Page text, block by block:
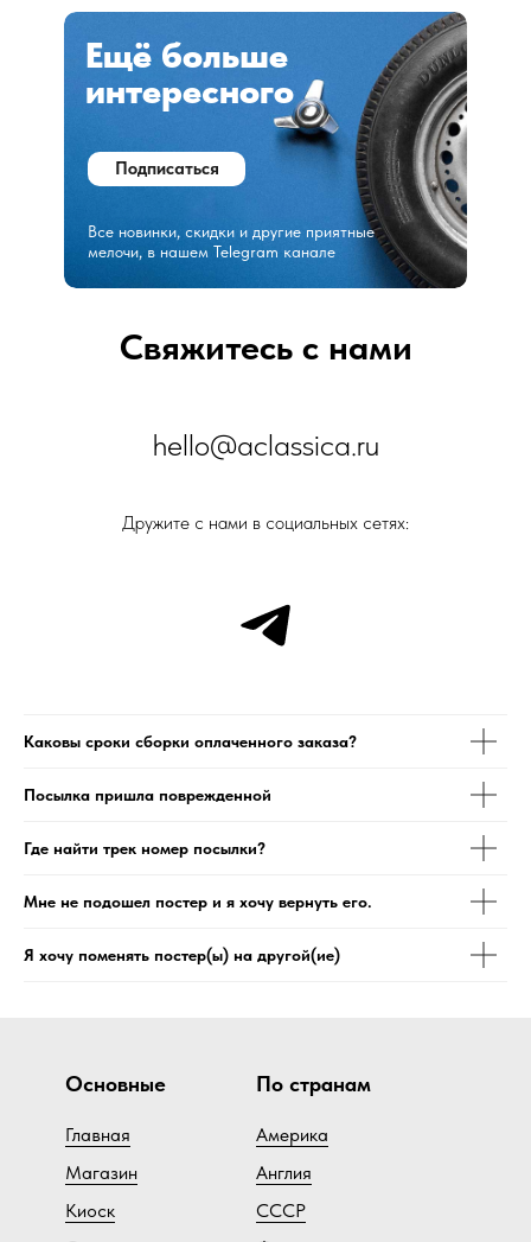
Ещё больше
интересного
Все новинки, скидки и другие приятные
мелочи, в нашем Telegram канале
Подписаться
Свяжитесь с нами
hello@aclassica.ru
Дружите с нами в социальных сетях:
Каковы сроки сборки оплаченного заказа?
Посылка пришла поврежденной
Где найти трек номер посылки?
Мне не подошел постер и я хочу вернуть его.
Я хочу поменять постер(ы) на другой(ие)
Основные
Главная
Магазин
Киоск
По странам
Америка
Англия
СССР